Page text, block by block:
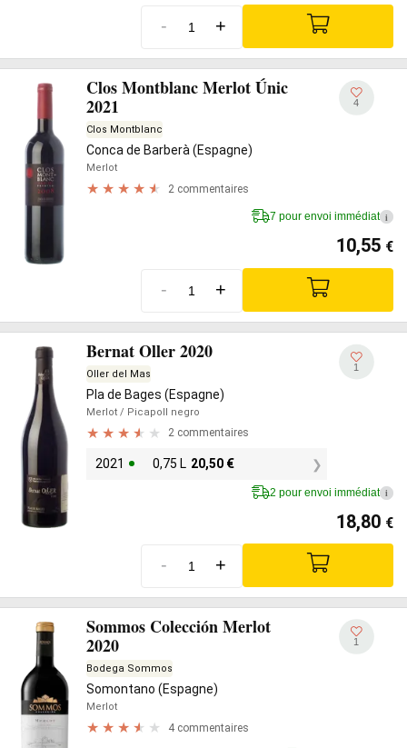
- +
Clos Montblanc Merlot Únic
2021
Clos Montblanc
Conca de Barberà (Espagne)
Merlot
2 commentaires
4
7 pour envoi immédiat i
10,55 €
- +
Bernat Oller 2020
Oller del Mas
Pla de Bages (Espagne)
Merlot / Picapoll negro
2 commentaires
2021 0,75 L 20,50 €
1
2 pour envoi immédiat i
18,80 €
- +
Sommos Colección Merlot
2020
Bodega Sommos
Somontano (Espagne)
Merlot
4 commentaires
1